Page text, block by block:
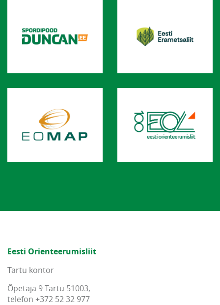
Eesti Orienteerumisliit
Tartu kontor
Õpetaja 9 Tartu 51003,
telefon +372 52 32 977